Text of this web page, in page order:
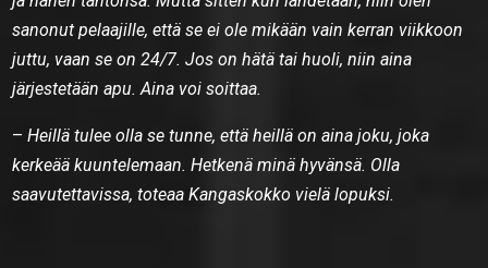
sanonut pelaajille, että se ei ole mikään vain kerran viikkoon
juttu, vaan se on 24/7. Jos on hätä tai huoli, niin aina
järjestetään apu. Aina voi soittaa.
–Heillä tulee olla se tunne, että heillä on aina joku, joka
kerkeää kuuntelemaan. Hetkenä minä hyvänsä. Olla
saavutettavissa, toteaa Kangaskokko vielä lopuksi.